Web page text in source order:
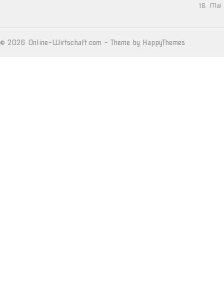
16. Mai
© 2026 Online-Wirtschaft.com - Theme by HappyThemes